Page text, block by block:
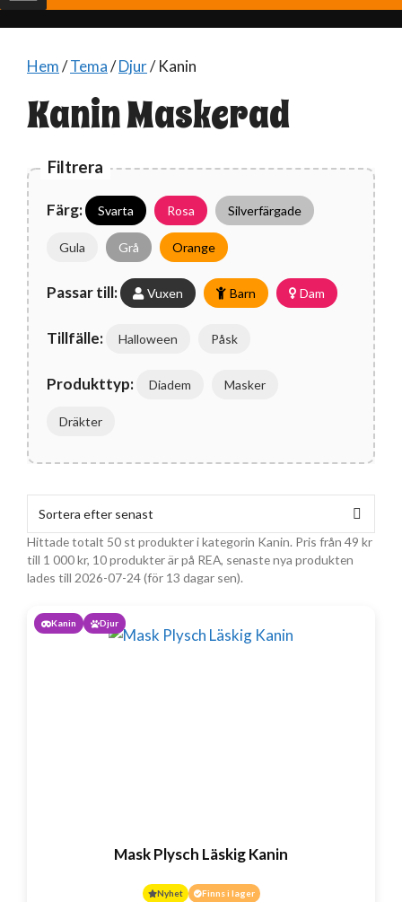
Hem/Tema/Djur/ Kanin
Kanin Maskerad
Filtrera
Färg: Svarta Rosa Silverfärgade
Gula Grå Orange
Passar till: Vuxen Barn Dam
Tillfälle: Halloween Påsk
Produkttyp: Diadem Masker
Dräkter
Hittade totalt 50 st produkter i kategorin Kanin. Pris från 49 kr
till 1 000kr, 10 produkter är på REA, senaste nya produkten
lades till 2026-07-24 (för 13 dagar sen).
Kanin Djur
Mask Plysch Läskig Kanin
Nyhet Finns i lager